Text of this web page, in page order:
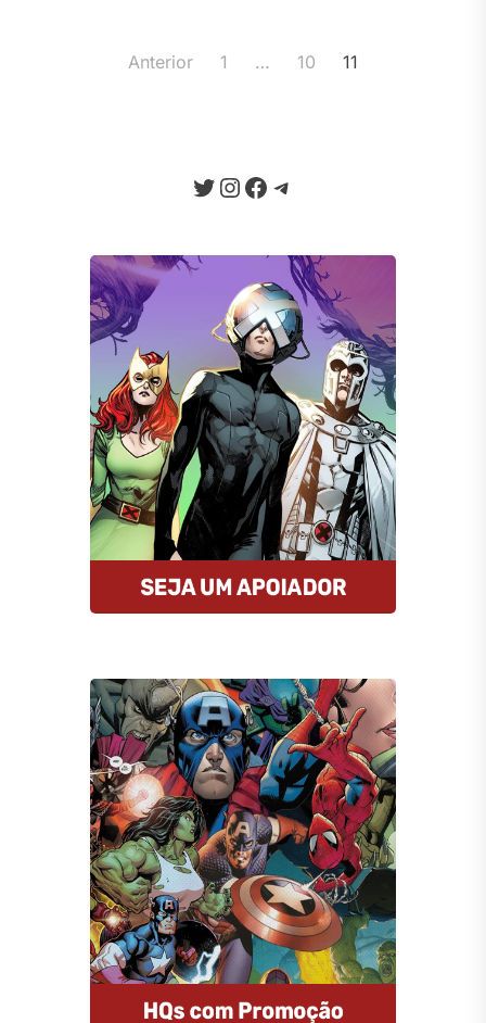
PaginaçãoAnterior 1 … 10 11
Twitter
Instagram
Facebook
Telegram
Seja um Apoiador
Somos um portal progressista que
traz diariamente informação e
opinião de credibilidade, sempre
combatendo o ódio e a fake news
da internet.
Quero Apoiar
Compre HQs
A Amazon oferece descontos
imperdíveis nas HQs e assinantes
Prime tem entrega gratuita e MUITO
rápida. E mais: comprando por esse
link, você estará nos ajudando.
Comprar